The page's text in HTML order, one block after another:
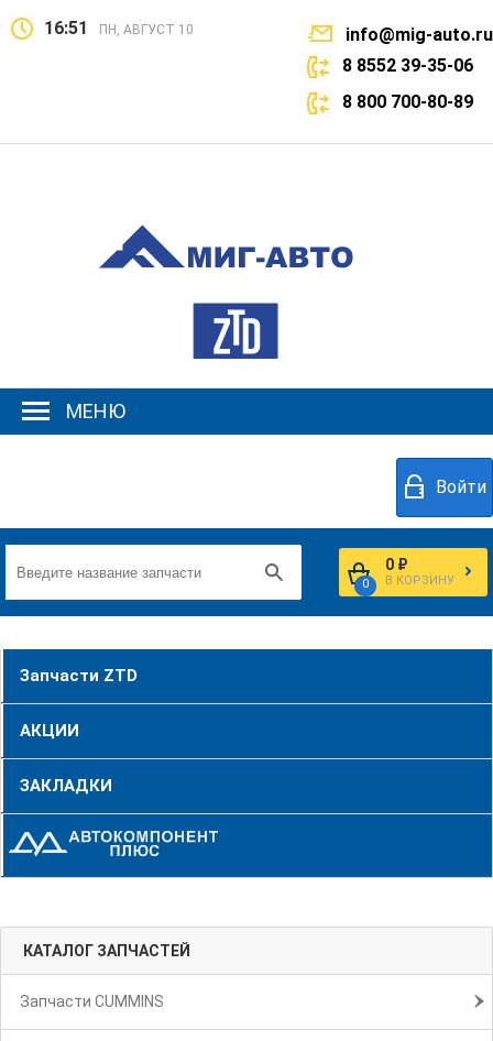
16:51 ПН, АВГУСТ 10
info@mig-auto.ru
8 8552 39-35-06
8 800 700-80-89
МЕНЮ
Войти
0
0 ₽
В КОРЗИНУ
Запчасти ZTD
АКЦИИ
ЗАКЛАДКИ
КАТАЛОГ ЗАПЧАСТЕЙ
Запчасти CUMMINS